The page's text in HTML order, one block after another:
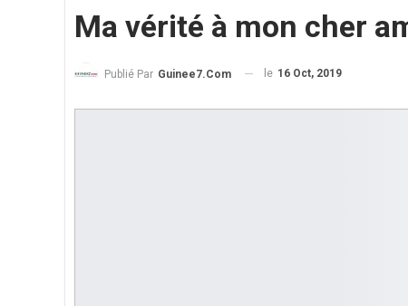
Ma vérité à mon cher
Publié Par Guinee7.com le 16 Oct, 2019